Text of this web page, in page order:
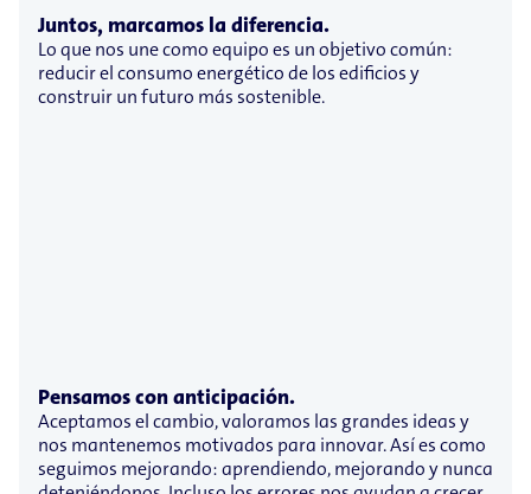
Juntos, marcamos la diferencia.
Lo que nos une como equipo es un objetivo común:
reducir el consumo energético de los edificios y
construir un futuro más sostenible.
Pensamos con anticipación.
Aceptamos el cambio, valoramos las grandes ideas y
nos mantenemos motivados para innovar. Así es como
seguimos mejorando: aprendiendo, mejorando y nunca